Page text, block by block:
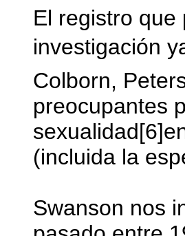
El registro
investigación
Colborn,
preocupantes
(incluida la
Swanson nos